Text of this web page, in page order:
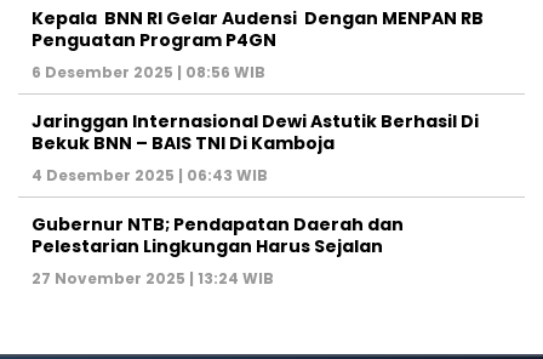
Kepala BNN RI Gelar Audensi Dengan MENPAN RB
Penguatan Program P4GN
6 Desember 2025 | 08:56 WIB
Jaringgan Internasional Dewi Astutik Berhasil Di
Bekuk BNN – BAIS TNI Di Kamboja
4 Desember 2025 | 06:43 WIB
Gubernur NTB; Pendapatan Daerah dan
Pelestarian Lingkungan Harus Sejalan
27 November 2025 | 13:24 WIB